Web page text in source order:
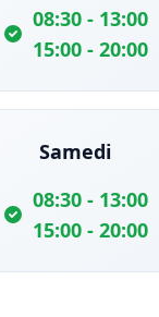
08:30 - 13:00
15:00 - 20:00
Samedi
08:30 - 13:00
15:00 - 20:00